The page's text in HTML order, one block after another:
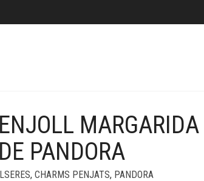
+
MARGARIDA
PANDORA
, CHARMS PENJATS, PANDORA